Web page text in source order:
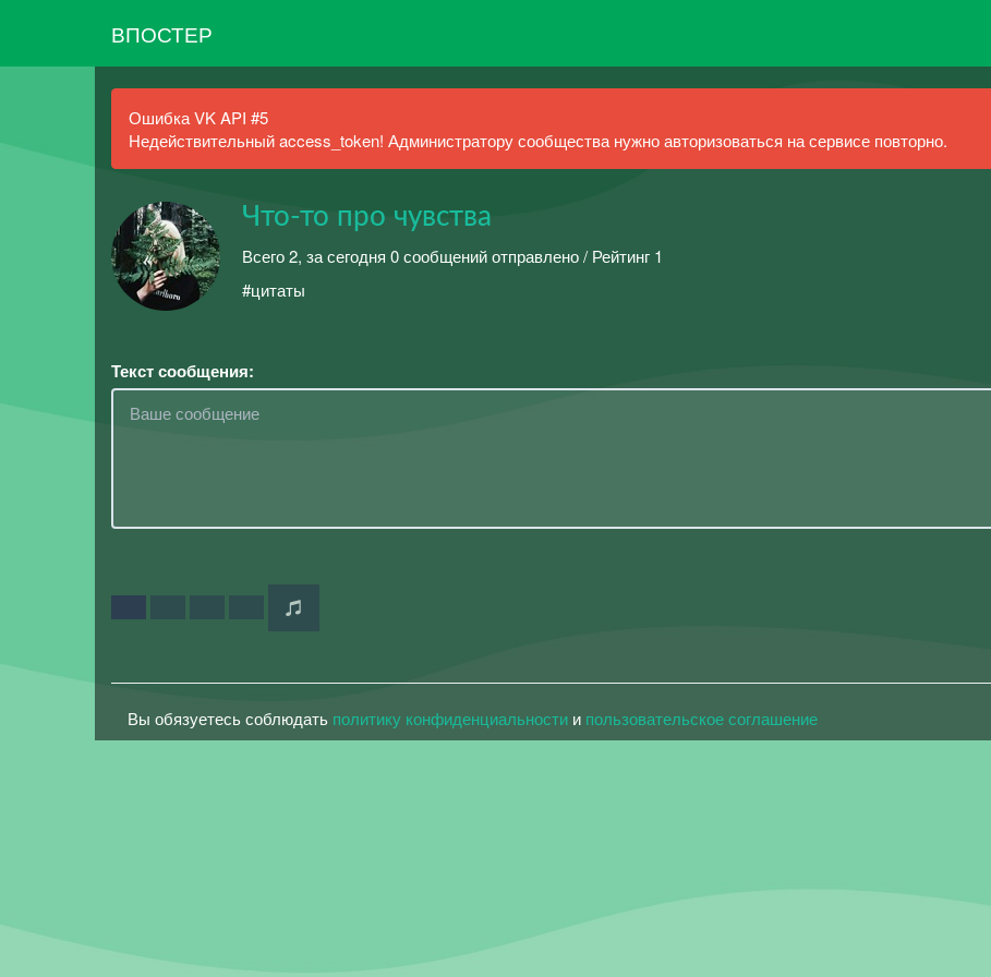
ВПОСТЕР
Ошибка VK API #5
Недействительный access_token! Администратору сообщества нужно авторизоваться на сервисе повторно.
Что-то про чувства
Всего 2, за сегодня 0 сообщений отправлено / Рейтинг 1
#цитаты
Текст сообщения:
Вы обязуетесь соблюдать политику конфиденциальности и пользовательское соглашение